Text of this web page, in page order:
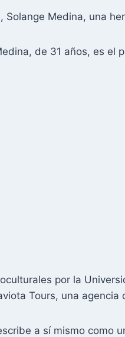
Solange Medina, una
de 31 años, es el
por la
Tours, una
a sí mismo como